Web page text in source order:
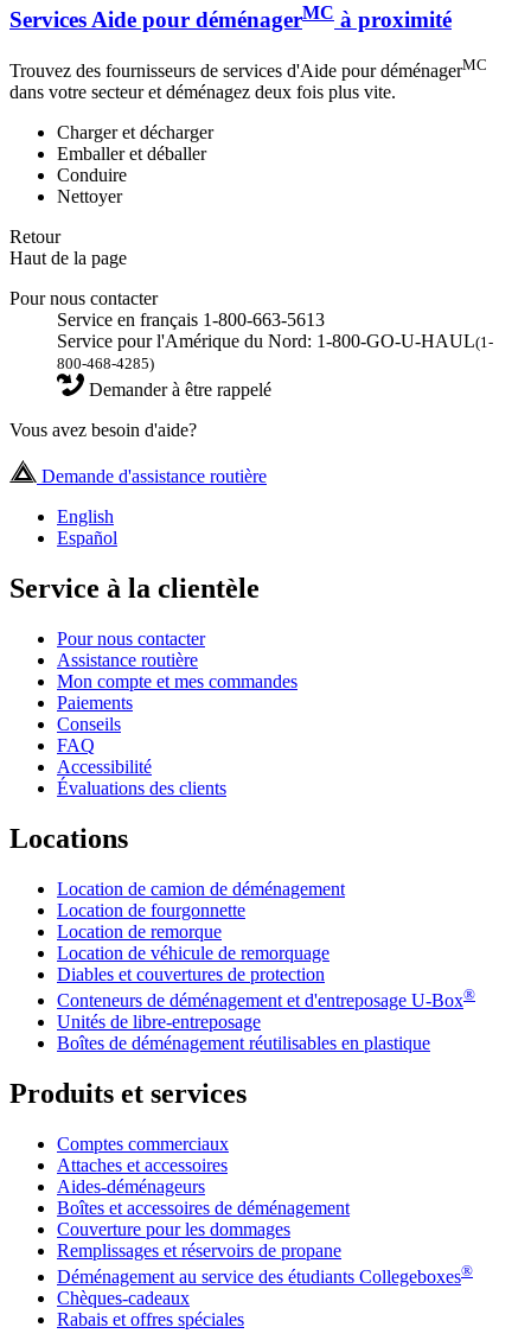
Services Aide pour déménagerMC à proximité
Trouvez des fournisseurs de services d'Aide pour déménagerMC
dans votre secteur et déménagez deux fois plus vite.
Charger et décharger
Emballer et déballer
Conduire
Nettoyer
Retour
Haut de la page
Pour nous contacter
Service en français 1-800-663-5613
Service pour l'Amérique du Nord: 1-800-GO-U-HAUL(1-
800-468-4285)
Demander à être rappelé
Vous avez besoin d'aide?
Demande d'assistance routière
English
Español
Service à la clientèle
Pour nous contacter
Assistance routière
Mon compte et mes commandes
Paiements
Conseils
FAQ
Accessibilité
Évaluations des clients
Locations
Location de camion de déménagement
Location de fourgonnette
Location de remorque
Location de véhicule de remorquage
Diables et couvertures de protection
Conteneurs de déménagement et d'entreposage U-Box®
Unités de libre-entreposage
Boîtes de déménagement réutilisables en plastique
Produits et services
Comptes commerciaux
Attaches et accessoires
Aides-déménageurs
Boîtes et accessoires de déménagement
Couverture pour les dommages
Remplissages et réservoirs de propane
Déménagement au service des étudiants Collegeboxes®
Chèques-cadeaux
Rabais et offres spéciales